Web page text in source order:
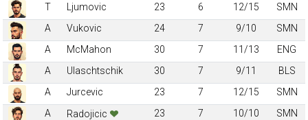
T
Ljumovic 23 6 12/15
SMN
A
Vukovic 24 7 9/10
SMN
A
McMahon 30 7 11/13
ENG
A
Ulaschtschik 30 7 9/11
BLS
A
Jurcevic 23 7 12/15
SMN
A
Radojicic 23 7 10/10 SMN